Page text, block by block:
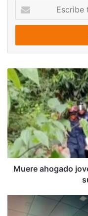
correo
Muere
ahogado
joven
de
15
años
cuando
celebraba
su
cumpleaños
Muere ahogado
¡USUARIOS
REPORTAN